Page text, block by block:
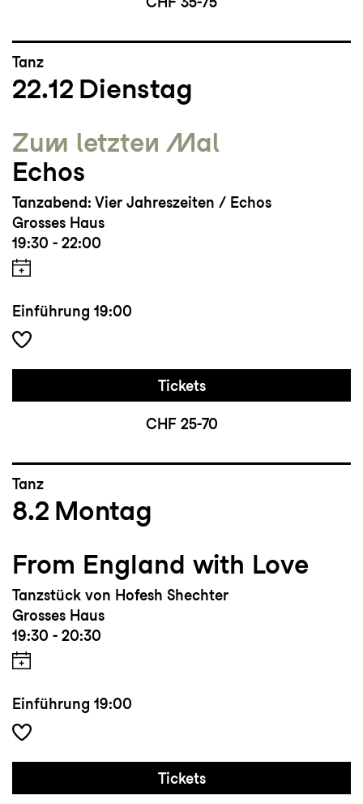
Tanz
22.12 Dienstag
Zum letzten Mal
Echos
Tanzabend: Vier Jahreszeiten / Echos
Grosses Haus
19:30 - 22:00
Einführung 19:00
Tickets
CHF 25-70
Tanz
8.2 Montag
From England with Love
Tanzstück von Hofesh Shechter
Grosses Haus
19:30 - 20:30
Einführung 19:00
Tickets